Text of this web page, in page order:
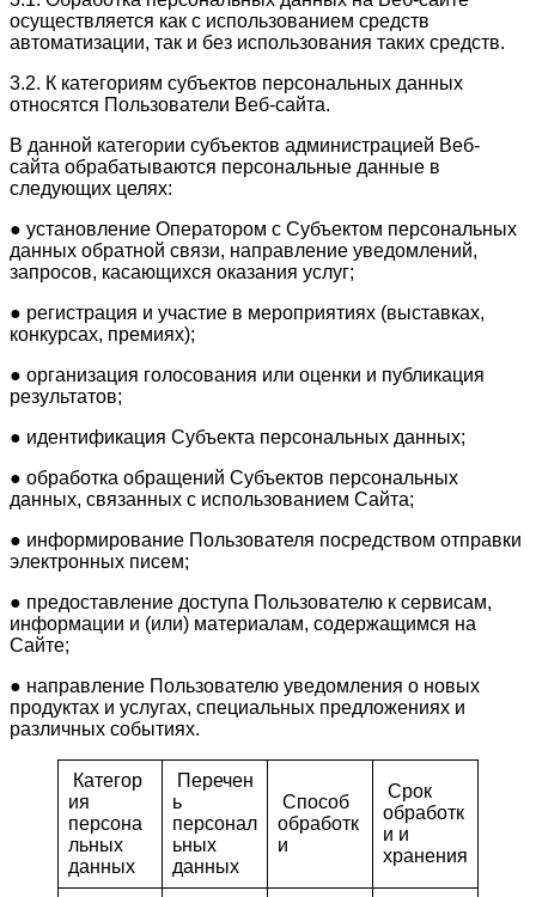
осуществляется как с использованием средств
автоматизации, так и без использования таких средств.
3.2. К категориям субъектов персональных данных
относятся Пользователи Веб-сайта.
В данной категории субъектов администрацией Веб-
сайта обрабатываются персональные данные в
следующих целях:
● установление Оператором с Субъектом персональных
данных обратной связи, направление уведомлений,
запросов, касающихся оказания услуг;
● регистрация и участие в мероприятиях (выставках,
конкурсах, премиях);
● организация голосования или оценки и публикация
результатов;
● идентификация Субъекта персональных данных;
● обработка обращений Субъектов персональных
данных, связанных с использованием Сайта;
● информирование Пользователя посредством отправки
электронных писем;
● предоставление доступа Пользователю к сервисам,
информации и (или) материалам, содержащимся на
Сайте;
● направление Пользователю уведомления о новых
продуктах и услугах, специальных предложениях и
различных событиях.
Категор
ия
персона
льных
данных
Перечен
ь
персонал
ьных
данных
Способ
обработк
и
Срок
обработк
и и
хранения